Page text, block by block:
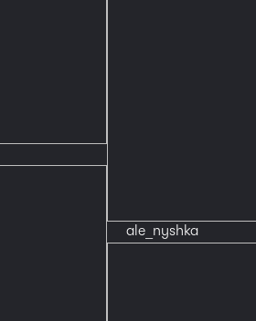
ale_nyshka